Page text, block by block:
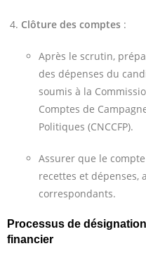
Clôture des comptes :
Après le scrutin,
des dépenses du
soumis à la
Comptes de
Politiques (CNCCFP).
Assurer que le
recettes et dépenses,
correspondants.
Processus de
financier